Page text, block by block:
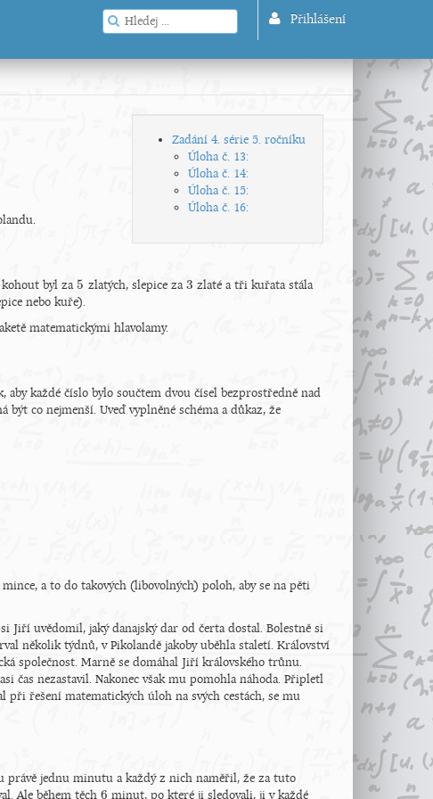
Přihlášení
Zadání 4. série 5. ročníku
Úloha č. 13:
Úloha č. 14:
Úloha č. 15:
Úloha č. 16:
byl za 5
5 zlatých, slepice za 3
3 zlaté a tři kuřata stála
nebo kuře).
matematickými hlavolamy.
každé číslo bylo součtem dvou čísel bezprostředně nad
co nejmenší. Uveď vyplněné schéma a důkaz, že
a to do takových (libovolných) poloh, aby se na pěti
Jiří uvědomil, jaký danajský dar od čerta dostal. Bolestně si
několik týdnů, v Pikolandě jakoby uběhla staletí. Království
společnost. Marně se domáhal Jiří královského trůnu.
čas nezastavil. Nakonec však mu pomohla náhoda. Připletl
řešení matematických úloh na svých cestách, se mu
právě jednu minutu a každý z nich naměřil, že za tuto
Ale během těch 6 minut, po které ji sledovali, ji v každé